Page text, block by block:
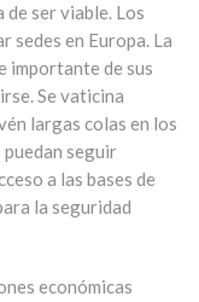
ser viable. Los
sedes en Europa. La
importante de sus
Se vaticina
largas colas en los
seguir
a las bases de
la seguridad
económicas